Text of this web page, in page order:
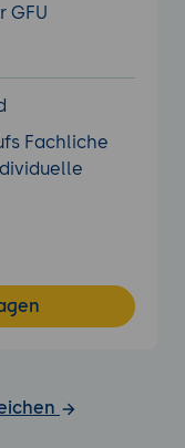
GFU
Fachliche